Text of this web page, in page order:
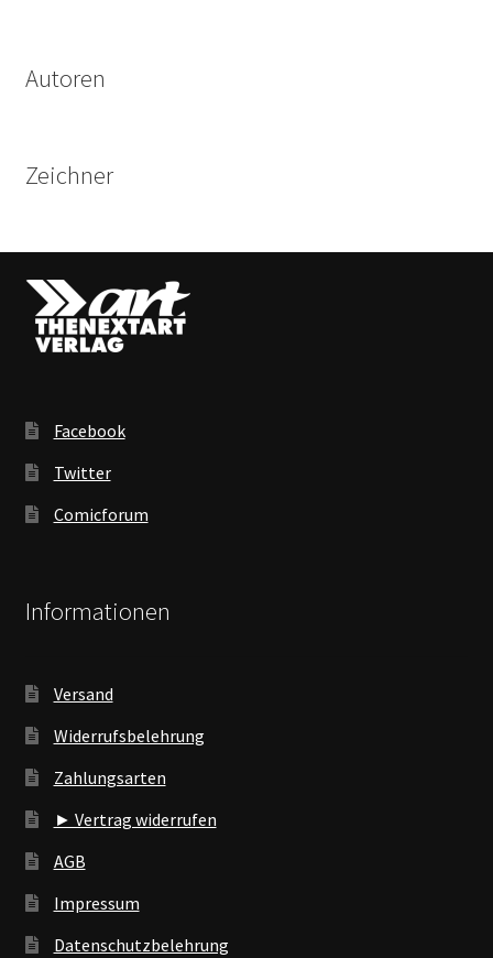
Autoren
Zeichner
Facebook
Twitter
Comicforum
Informationen
Versand
Widerrufsbelehrung
Zahlungsarten
► Vertrag widerrufen
AGB
Impressum
Datenschutzbelehrung